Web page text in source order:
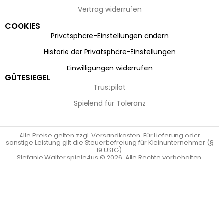
Vertrag widerrufen
COOKIES
Privatsphäre-Einstellungen ändern
Historie der Privatsphäre-Einstellungen
Einwilligungen widerrufen
GÜTESIEGEL
Trustpilot
Spielend für Toleranz
Alle Preise gelten zzgl. Versandkosten. Für Lieferung oder
sonstige Leistung gilt die Steuerbefreiung für Kleinunternehmer (§
19 UStG).
Stefanie Walter spiele4us © 2026. Alle Rechte vorbehalten.